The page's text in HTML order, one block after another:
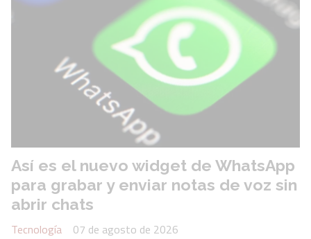
Así es el nuevo widget de WhatsApp
para grabar y enviar notas de voz sin
abrir chats
Tecnología
07 de agosto de 2026